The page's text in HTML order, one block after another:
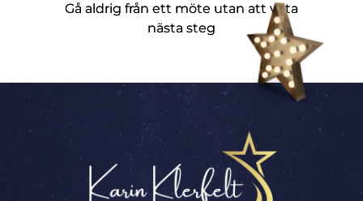
Gå aldrig från ett möte utan att veta
nästa steg